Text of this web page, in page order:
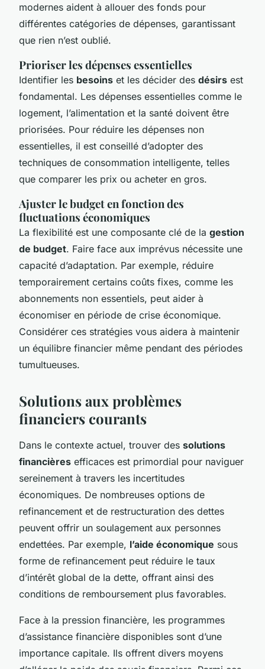
modernes aident à allouer des fonds pour
différentes catégories de dépenses, garantissant
que rien n’est oublié.
Prioriser les dépenses essentielles
Identifier les besoins et les décider des désirs est
fondamental. Les dépenses essentielles comme le
logement, l’alimentation et la santé doivent être
priorisées. Pour réduire les dépenses non
essentielles, il est conseillé d’adopter des
techniques de consommation intelligente, telles
que comparer les prix ou acheter en gros.
Ajuster le budget en fonction des
fluctuations économiques
La flexibilité est une composante clé de la gestion
de budget. Faire face aux imprévus nécessite une
capacité d’adaptation. Par exemple, réduire
temporairement certains coûts fixes, comme les
abonnements non essentiels, peut aider à
économiser en période de crise économique.
Considérer ces stratégies vous aidera à maintenir
un équilibre financier même pendant des périodes
tumultueuses.
Solutions aux problèmes
financiers courants
Dans le contexte actuel, trouver des solutions
financières efficaces est primordial pour naviguer
sereinement à travers les incertitudes
économiques. De nombreuses options de
refinancement et de restructuration des dettes
peuvent offrir un soulagement aux personnes
endettées. Par exemple, l’aide économique sous
forme de refinancement peut réduire le taux
d’intérêt global de la dette, offrant ainsi des
conditions de remboursement plus favorables.
Face à la pression financière, les programmes
d’assistance financière disponibles sont d’une
importance capitale. Ils offrent divers moyens